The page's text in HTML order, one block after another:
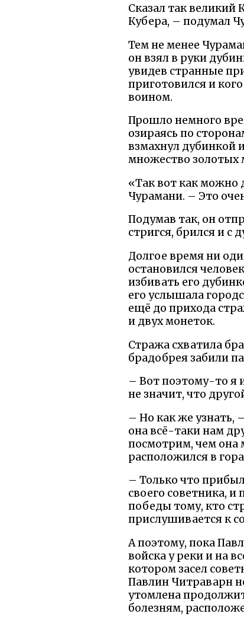
Сказал так великий
Кубера, – подумал
Тем не менее
он взял в руки
увидев странные
приготовился и
воином.
Прошло немного
озираясь по
взмахнул дубинкой
множество золотых
«Так вот как можно
Чурамани. – Это
Подумав так, он
стригся, брился и с
Долгое время ни
остановился
избивать его
его услышала
ещё до прихода
и двух монеток.
Стража схватила
брадобрея забили
– Вот поэтому-то я
не значит, что
– Но как же узнать,
она всё-таки нам
посмотрим, чем она
расположился в
– Только что
своего советника,
победы тому, кто
прислушивается к
А поэтому, пока
войска у реки и на
котором засел
Павлин Читраварн
утомлена
болезням,